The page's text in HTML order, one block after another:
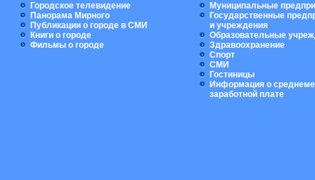
Городское телевидение
Панорама Мирного
Публикации о городе в СМИ
Книги о городе
Фильмы о городе
Муниципальные
Государственные
и учреждения
Образовательные
Здравоохранение
Спорт
СМИ
Гостиницы
Информация о
заработной плате